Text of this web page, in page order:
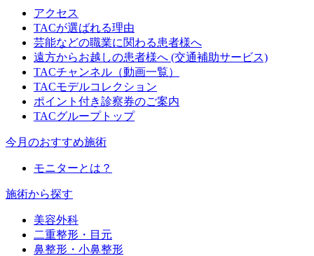
アクセス
TACが選ばれる理由
芸能などの職業に関わる患者様へ
遠方からお越しの患者様へ (交通補助サービス)
TACチャンネル（動画一覧）
TACモデルコレクション
ポイント付き診察券のご案内
TACグループトップ
今月のおすすめ施術
モニターとは？
施術から探す
美容外科
二重整形・目元
鼻整形・小鼻整形